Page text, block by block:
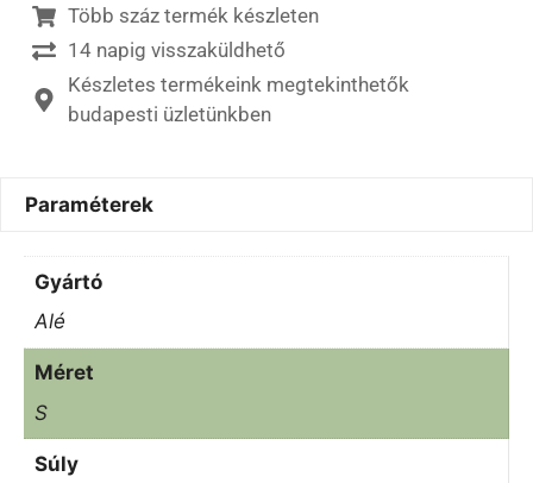
Több száz termék készleten
14 napig visszaküldhető
Készletes termékeink megtekinthetők
budapesti üzletünkben
Paraméterek
Gyártó
Alé
Méret
S
Súly